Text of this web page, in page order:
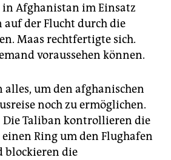
in Afghanistan im Einsatz
der Flucht durch die
Maas rechtfertigte sich.
voraussehen können.
alles, um den afghanischen
noch zu ermöglichen.
Die Taliban kontrollieren die
einen Ring um den Flughafen
blockieren die